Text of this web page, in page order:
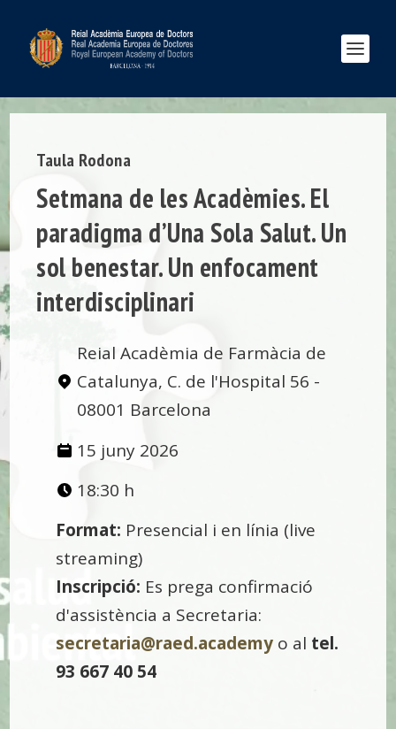
Taula Rodona
Setmana de les Acadèmies. El
paradigma d’Una Sola Salut. Un
sol benestar. Un enfocament
interdisciplinari
Reial Acadèmia de Farmàcia de
Catalunya, C. de l'Hospital 56 -
08001 Barcelona
15 juny 2026
18:30 h
Format: Presencial i en línia (live
streaming)
Inscripció: Es prega confirmació
d'assistència a Secretaria:
secretaria@raed.academyo al tel.
93 667 40 54